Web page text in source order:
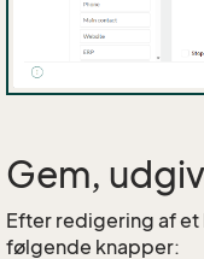
Gem,
Efter redigering af et
følgende knapper: